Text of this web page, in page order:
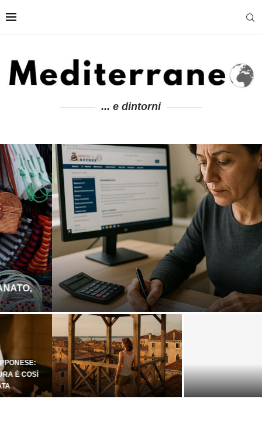
... e dintorni
CODICE TRIBUTO 7085: COS’È, QUANDO SI USA E
ERRORI DA EVITARE
ALTANA COMUNE DI VENEZIA:
CARATTERISTICHE DELLE ALTANE
STORICHE
EMARGINAZIONE DAL GRUPPO:
REIETTI E DINAMICHE DI
ESCLUSIONE SOCIALE